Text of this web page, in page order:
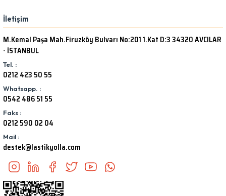
İletişim
M.Kemal Paşa Mah.Firuzköy Bulvarı No:201 1.Kat D:3 34320 AVCILAR
- İSTANBUL
Tel. :
0212 423 50 55
Whatsapp. :
0542 486 51 55
Faks :
0212 590 02 04
Mail :
destek@lastikyolla.com